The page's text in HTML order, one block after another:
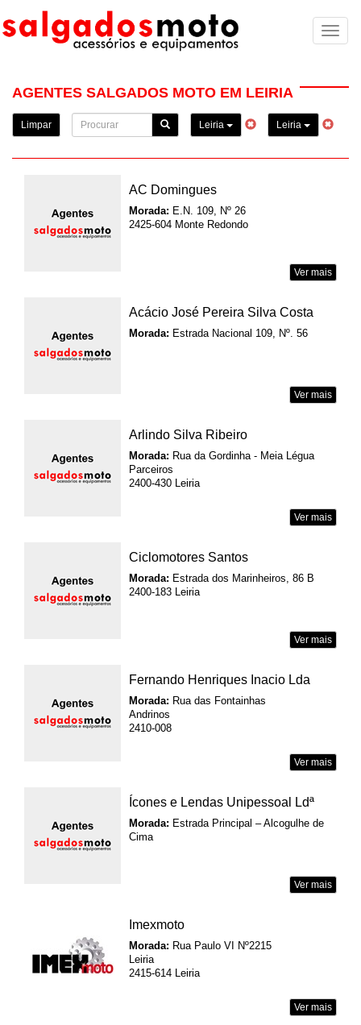
AGENTES SALGADOS MOTO EM LEIRIA
Limpar Leiria Leiria
AC Domingues
Morada: E.N. 109, Nº 26
2425-604 Monte Redondo
Ver mais
Acácio José Pereira Silva Costa
Morada: Estrada Nacional 109, Nº. 56
Ver mais
Arlindo Silva Ribeiro
Morada: Rua da Gordinha - Meia Légua
Parceiros
2400-430 Leiria
Ver mais
Ciclomotores Santos
Morada: Estrada dos Marinheiros, 86 B
2400-183 Leiria
Ver mais
Fernando Henriques Inacio Lda
Morada: Rua das Fontainhas
Andrinos
2410-008
Ver mais
Ícones e Lendas Unipessoal Ldª
Morada: Estrada Principal – Alcogulhe de
Cima
Ver mais
Imexmoto
Morada: Rua Paulo VI Nº2215
Leiria
2415-614 Leiria
Ver mais